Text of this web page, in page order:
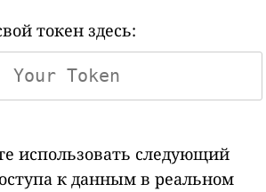
токен здесь:
использовать следующий
к данным в реальном